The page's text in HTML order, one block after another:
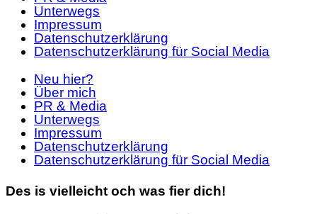
Unterwegs
Impressum
Datenschutzerklärung
Datenschutzerklärung für Social Media
Neu hier?
Über mich
PR & Media
Unterwegs
Impressum
Datenschutzerklärung
Datenschutzerklärung für Social Media
Des is vielleicht och was fier dich!